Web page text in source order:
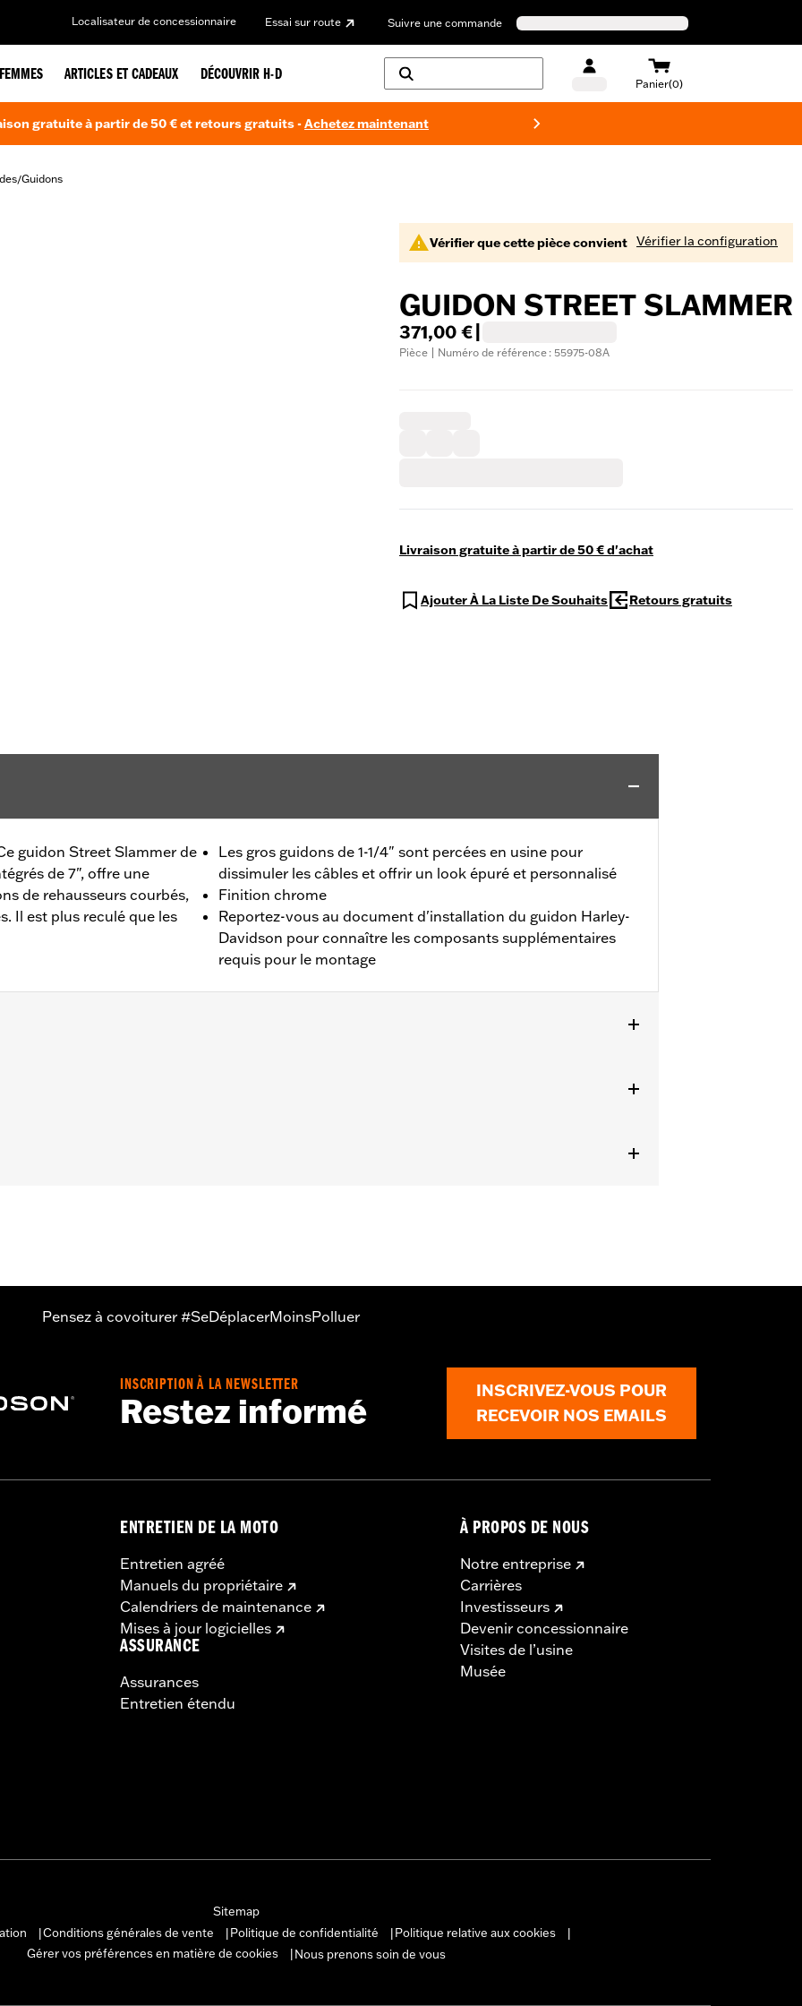
Localisateur de concessionnaire Essai sur route Suivre une commande
FEMMES ARTICLES ET CADEAUX DÉCOUVRIR H-D
Panier(0)
gratuite à partir de 50 € et retours gratuits -Achetez maintenant
/Guidons
Vérifier que cette pièce convient Vérifier la configuration
GUIDON STREET SLAMMER
371,00 €
Pièce | Numéro de référence : 55975-08A
Livraison gratuite à partir de 50 € d'achat
Ajouter À La Liste De Souhaits Retours gratuits
guidon Street Slammer de
de 7", offre une
de rehausseurs courbés,
Il est plus reculé que les
Les gros guidons de 1-1/4" sont percées en usine pour
dissimuler les câbles et offrir un look épuré et personnalisé
Finition chrome
Reportez-vous au document d'installation du guidon Harley-
Davidson pour connaître les composants supplémentaires
requis pour le montage
et FLHR et FLHRC de 2003 à 2013. Tous les modèles nécessitent l'achat séparé de pièces
modèles équipés d'un side-car.
supplémentaires
Pouces
certains modèles. La hauteur du guidon est réglementée dans de nombreux pays. Vérifiez la
que votre moto est conforme à la réglementation en vigueur.
Pensez à covoiturer #SeDéplacerMoinsPolluer
INSCRIPTION À LA NEWSLETTER
Restez informé
INSCRIVEZ-VOUS POUR
RECEVOIR NOS EMAILS
ENTRETIEN DE LA MOTO
Entretien agréé
Manuels du propriétaire
Calendriers de maintenance
Mises à jour logicielles
ASSURANCE
Assurances
Entretien étendu
À PROPOS DE NOUS
Notre entreprise
Carrières
Investisseurs
Devenir concessionnaire
Visites de l’usine
Musée
Sitemap
Conditions générales de vente Politique de confidentialité Politique relative aux cookies
Gérer vos préférences en matière de cookies
Nous prenons soin de vous